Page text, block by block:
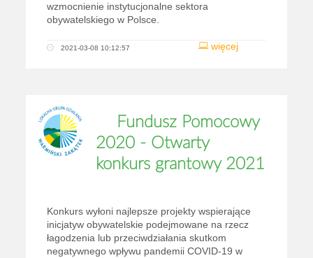
wzmocnienie instytucjonalne sektora
obywatelskiego w Polsce.
więcej
2021-03-08 10:12:57
Fundusz Pomocowy
2020 - Otwarty
konkurs grantowy 2021
Konkurs wyłoni najlepsze projekty wspierające
inicjatyw obywatelskie podejmowane na rzecz
łagodzenia lub przeciwdziałania skutkom
negatywnego wpływu pandemii COVID-19 w